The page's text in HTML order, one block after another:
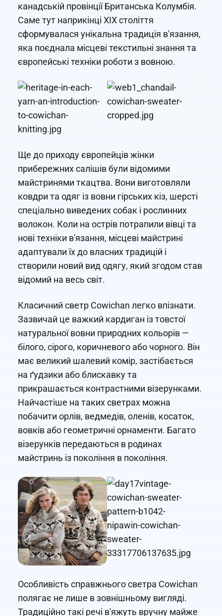
канадській провінції Британська Колумбія.
Саме тут наприкінці XIX століття
сформувалася унікальна традиція в'язання,
яка поєднала місцеві текстильні знання та
європейські техніки роботи з вовною.
Ще до приходу європейців жінки
прибережних салішів були відомими
майстринями ткацтва. Вони виготовляли
ковдри та одяг із вовни гірських кіз, шерсті
спеціально виведених собак і рослинних
волокон. Коли на острів потрапили вівці та
нові техніки в'язання, місцеві майстрині
адаптували їх до власних традицій і
створили новий вид одягу, який згодом став
відомий на весь світ.
Класичний светр Cowichan легко впізнати.
Зазвичай це важкий кардиган із товстої
натуральної вовни природних кольорів —
білого, сірого, коричневого або чорного. Він
має великий шалевий комір, застібається
на ґудзики або блискавку та
прикрашається контрастними візерунками.
Найчастіше на таких светрах можна
побачити орлів, ведмедів, оленів, косаток,
вовків або геометричні орнаменти. Багато
візерунків передаються в родинах
майстринь із покоління в покоління.
Особливість справжнього светра Cowichan
полягає не лише в зовнішньому вигляді.
Традиційно такі речі в'яжуть вручну майже